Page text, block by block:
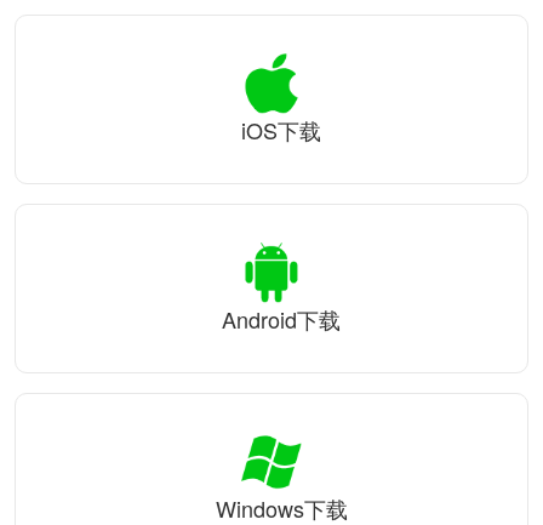
iOS下载
Android下载
Windows下载